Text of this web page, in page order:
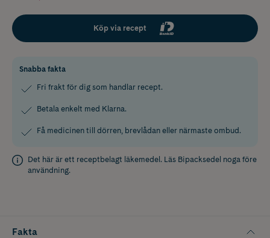
Köp via recept
Snabba fakta
Fri frakt för dig som handlar recept.
Betala enkelt med Klarna.
Få medicinen till dörren, brevlådan eller närmaste ombud.
Det här är ett receptbelagt läkemedel. Läs Bipacksedel noga före
användning.
Fakta